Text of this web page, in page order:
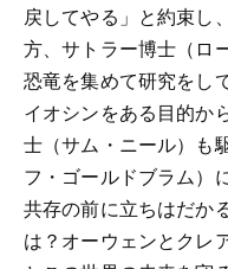
戻してやる」と約束し
方、サトラー博士（ロ
恐竜を集めて研究をし
イオシンをある目的か
士（サム・ニール）も
フ・ゴールドブラム）
共存の前に立ちはだか
は？オーウェンとクレ